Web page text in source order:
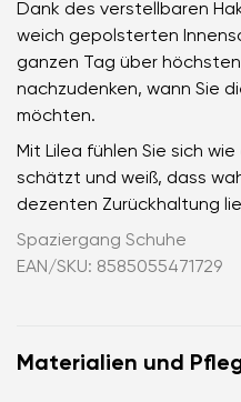
Dank des verstellbaren
weich gepolsterten
ganzen Tag über
nachzudenken, wann Sie
möchten.
Mit Lilea fühlen Sie sich
schätzt und weiß, dass
dezenten Zurückhaltung
Spaziergang Schuhe
EAN/SKU: 8585055471729
Materialien und